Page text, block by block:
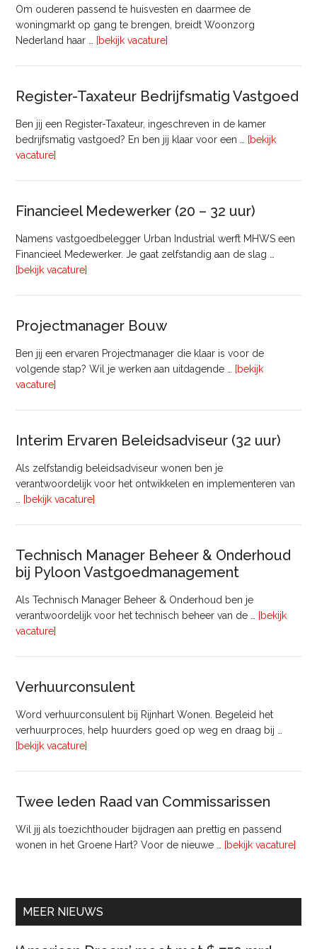
Om ouderen passend te huisvesten en daarmee de
woningmarkt op gang te brengen, breidt Woonzorg
Nederland haar …
[bekijk vacature]
Register-Taxateur Bedrijfsmatig Vastgoed
Ben jij een Register-Taxateur, ingeschreven in de kamer
bedrijfsmatig vastgoed? En ben jij klaar voor een …
[bekijk
vacature]
Financieel Medewerker (20 – 32 uur)
Namens vastgoedbelegger Urban Industrial werft MHWS een
Financieel Medewerker. Je gaat zelfstandig aan de slag …
[bekijk vacature]
32
uur)
Projectmanager Bouw
Ben jij een ervaren Projectmanager die klaar is voor de
volgende stap? Wil je werken aan uitdagende …
[bekijk
vacature]
Interim Ervaren Beleidsadviseur (32 uur)
Als zelfstandig beleidsadviseur wonen ben je
verantwoordelijk voor het ontwikkelen en implementeren van
[bekijk vacature]
uur)
Technisch Manager Beheer & Onderhoud
bij Pyloon Vastgoedmanagement
Als Technisch Manager Beheer & Onderhoud ben je
verantwoordelijk voor het technisch beheer van de …
[bekijk
vacature]
Onderhoud
bij
Vastgoedmanagement
Verhuurconsulent
Word verhuurconsulent bij Rijnhart Wonen. Begeleid het
verhuurproces, help huurders goed op weg en draag bij …
[bekijk vacature]
Twee leden Raad van Commissarissen
Wil jij als toezichthouder bijdragen aan prettig en passend
wonen in het Groene Hart? Voor de nieuwe …
[bekijk vacature]
MEER NIEUWS